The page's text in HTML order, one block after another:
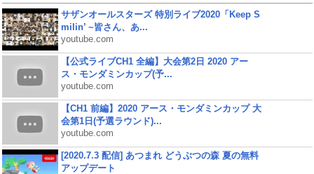
サザンオールスターズ 特別ライブ2020「Keep S
milin’ ~皆さん、あ...
youtube.com
【公式ライブCH1 全編】大会第2日 2020 アー
ス・モンダミンカップ(予...
youtube.com
【CH1 前編】2020 アース・モンダミンカップ 大
会第1日(予選ラウンド)...
youtube.com
[2020.7.3 配信] あつまれ どうぶつの森 夏の無料
アップデート